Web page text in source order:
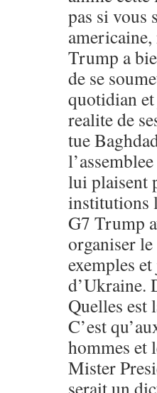
pas si vous
Trump a
de se
quotidian et
realite de
tue
lui plaisent
institutions
G7 Trump
organiser
exemples
d’Ukraine.
Quelles est
C’est
hommes et
Mister
serait un